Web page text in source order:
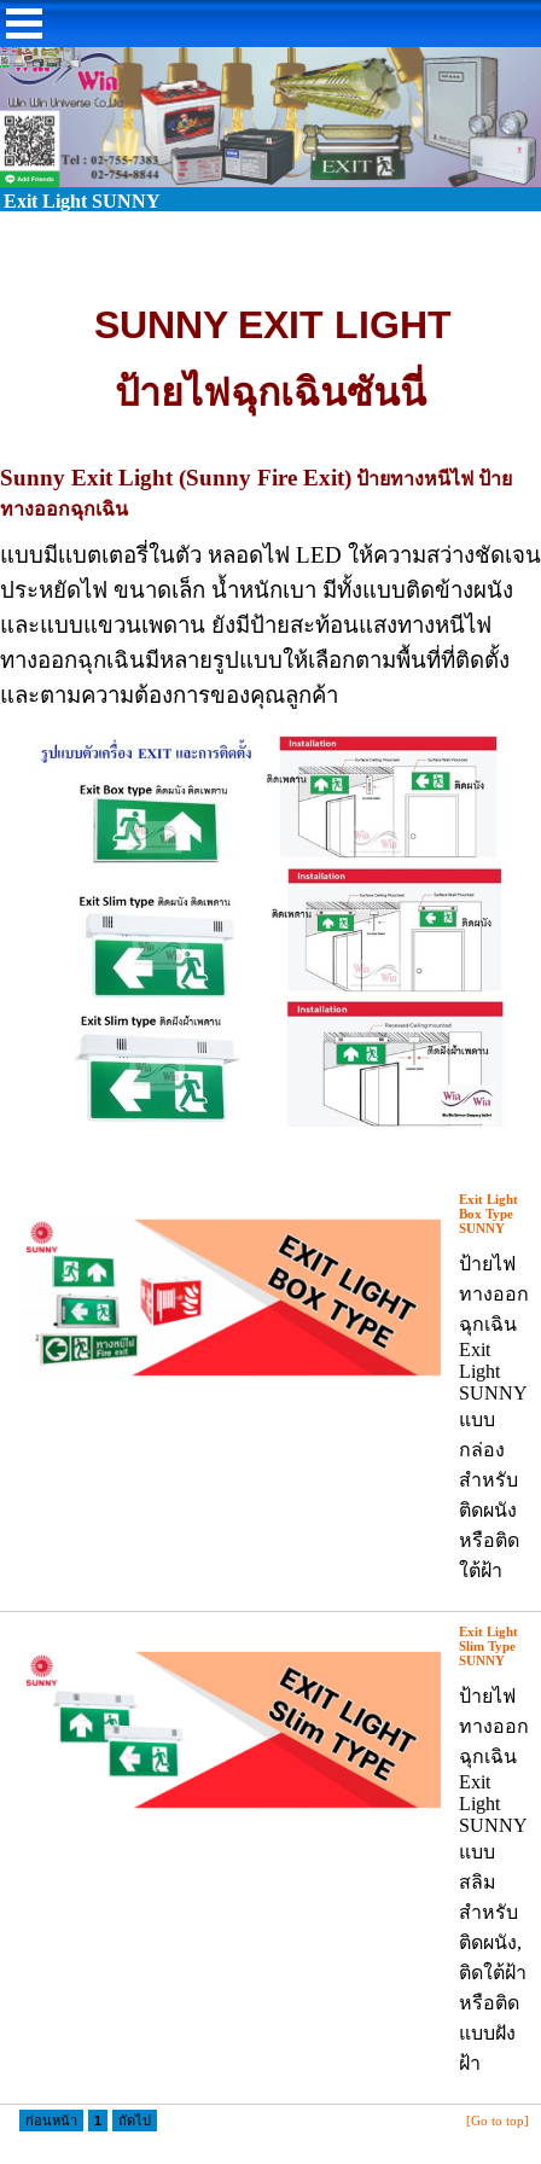
Exit Light SUNNY
SUNNY EXIT LIGHT
ป้ายไฟฉุกเฉินซันนี่
Sunny Exit Light (Sunny Fire Exit) ป้ายทางหนีไฟ ป้าย
ทางออกฉุกเฉิน
แบบมีเเบตเตอรี่ในตัว หลอดไฟ LED ให้ความสว่างชัดเจน
ประหยัดไฟ ขนาดเล็ก น้ำหนักเบา มีทั้งแบบติดข้างผนัง
และแบบแขวนเพดาน ยังมีป้ายสะท้อนแสงทางหนีไฟ
ทางออกฉุกเฉินมีหลายรูปแบบให้เลือกตามพื้นที่ที่ติดตั้ง
และตามความต้องการของคุณลูกค้า
Exit Light
Box Type
SUNNY
ป้ายไฟ
ทางออก
ฉุกเฉิน
Exit
Light
SUNNY
แบบ
กล่อง
สำหรับ
ติดผนัง
หรือติด
ใต้ฝ้า
Exit Light
Slim Type
SUNNY
ป้ายไฟ
ทางออก
ฉุกเฉิน
Exit
Light
SUNNY
แบบ
สลิม
สำหรับ
ติดผนัง,
ติดใต้ฝ้า
หรือติด
แบบฝัง
ฝ้า
ก่อนหน้า 1 ถัดไป [Go to top]